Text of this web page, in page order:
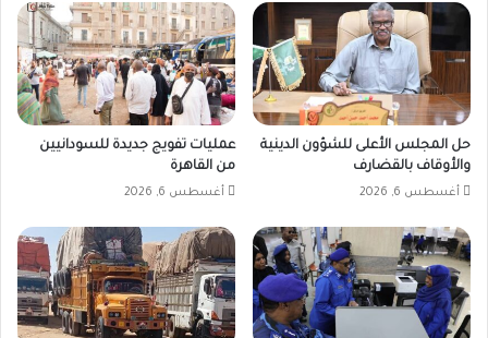
حل المجلس الأعلى للشؤون الدينية
والأوقاف بالقضارف
أغسطس 6, 2026
عمليات تفويج جديدة للسودانيين
من القاهرة
أغسطس 6, 2026